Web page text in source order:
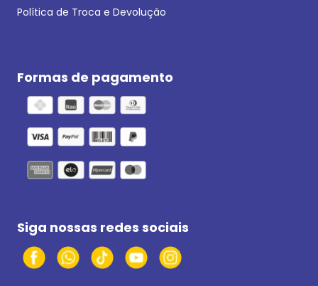
Política de Troca e Devolução
Formas de pagamento
Siga nossas redes sociais